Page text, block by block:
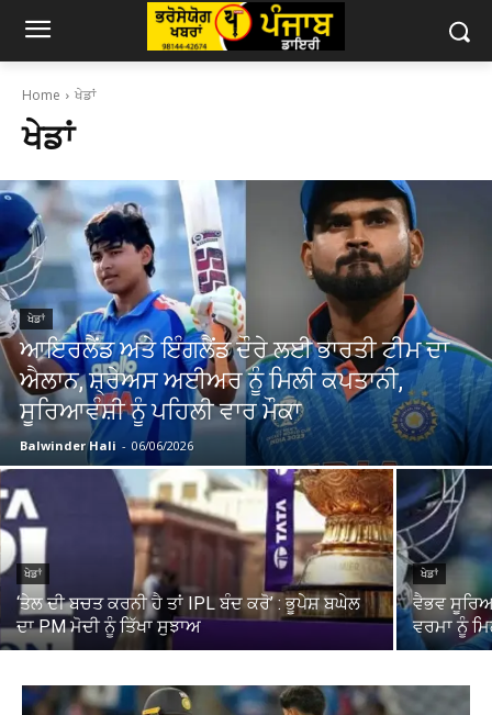
Home ਖੇਡਾਂ
ਖੇਡਾਂ
ਖੇਡਾਂ
ਆਇਰਲੈਂਡ ਅਤੇ ਇੰਗਲੈਂਡ ਦੌਰੇ ਲਈ ਭਾਰਤੀ ਟੀਮ ਦਾ
ਐਲਾਨ, ਸ਼੍ਰੇਅਸ ਅਈਅਰ ਨੂੰ ਮਿਲੀ ਕਪਤਾਨੀ,
ਸੂਰਿਆਵੰਸ਼ੀ ਨੂੰ ਪਹਿਲੀ ਵਾਰ ਮੌਕਾ
Balwinder Hali - 06/06/2026
ਖੇਡਾਂ
‘ਤੇਲ ਦੀ ਬਚਤ ਕਰਨੀ ਹੈ ਤਾਂ IPL ਬੰਦ ਕਰੋ’ : ਭੂਪੇਸ਼ ਬਘੇਲ
ਦਾ PM ਮੋਦੀ ਨੂੰ ਤਿੱਖਾ ਸੁਝਾਅ
ਖੇਡਾਂ
ਵੈਭਵ
ਵਰਮਾ ਨੂੰ